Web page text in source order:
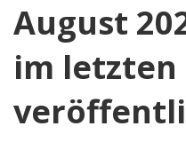
August
im